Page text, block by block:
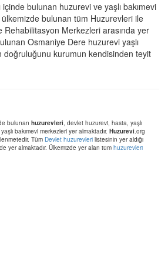
içinde bulunan huzurevi ve yaşlı bakımevi
bulunan tüm Huzurevleri ile
Rehabilitasyon Merkezleri arasında yer
Osmaniye Dere huzurevi yaşlı
doğruluğunu kurumun kendisinden teyit
bulunan huzurevleri, devlet huzurevi, hasta, yaşlı
bakımevi merkezleri yer almaktadır. Huzurevi.org
Tüm Devlet huzurevleri listesinin yer aldığı
yer almaktadır. Ülkemizde yer alan tüm huzurevleri